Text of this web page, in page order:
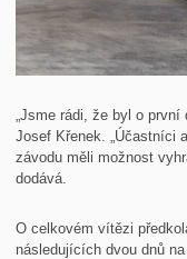
„Jsme rádi, že byl o
Josef Křenek. „Účastníci
závodu měli možnost
dodává.
O celkovém vítězi
následujících dvou dnů